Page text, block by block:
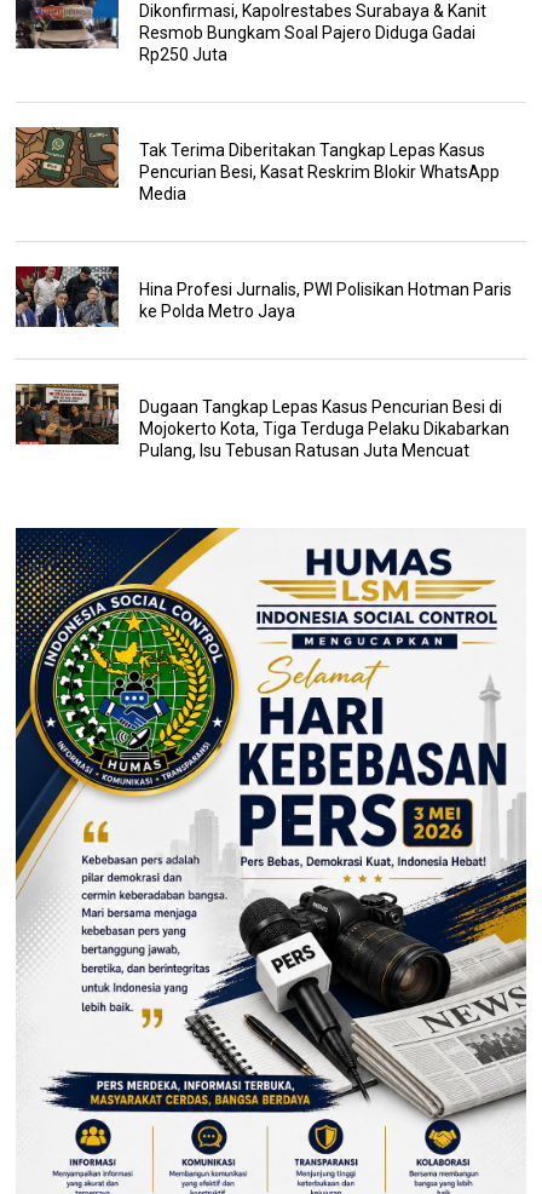
Dikonfirmasi, Kapolrestabes Surabaya & Kanit
Resmob Bungkam Soal Pajero Diduga Gadai
Rp250 Juta
Tak Terima Diberitakan Tangkap Lepas Kasus
Pencurian Besi, Kasat Reskrim Blokir WhatsApp
Media
Hina Profesi Jurnalis, PWI Polisikan Hotman Paris
ke Polda Metro Jaya
Dugaan Tangkap Lepas Kasus Pencurian Besi di
Mojokerto Kota, Tiga Terduga Pelaku Dikabarkan
Pulang, Isu Tebusan Ratusan Juta Mencuat